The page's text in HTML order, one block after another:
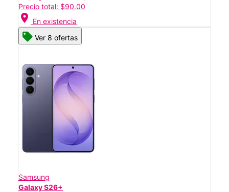
Precio total: $90.00
location_on En existencia
Ver 8 ofertas
Samsung
Galaxy S26+